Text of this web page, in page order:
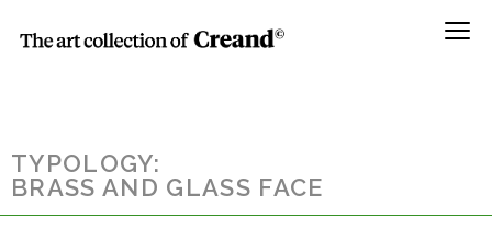
Menú
TYPOLOGY:
BRASS AND GLASS FACE